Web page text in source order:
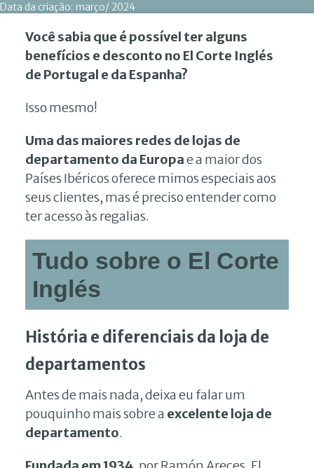
Data da criação: março/ 2024
Você sabia que é possível ter alguns
benefícios e desconto no El Corte Inglés
de Portugal e da Espanha?
Isso mesmo!
Uma das maiores redes de lojas de
departamento da Europae a maior dos
Países Ibéricos oferece mimos especiais aos
seus clientes, mas é preciso entender como
ter acesso às regalias.
Tudo sobre o El Corte
Inglés
História e diferenciais da loja de
departamentos
Antes de mais nada, deixa eu falar um
pouquinho mais sobre a excelente loja de
departamento.